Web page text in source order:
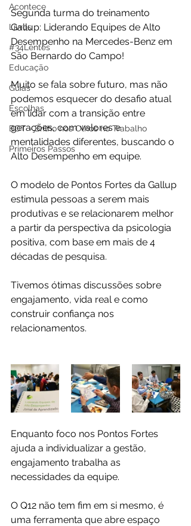
Acontece
Livros
#34Lentes
Educação
Guias
Escolhas
BOT - Brilho nos Olhos no Trabalho
Primeiros Passos
Segunda turma do treinamento
Gallup: Liderando Equipes de Alto
Desempenho na Mercedes-Benz em
São Bernardo do Campo!
Muito se fala sobre futuro, mas não
podemos esquecer do desafio atual
em lidar com a transição entre
gerações, com valores e
mentalidades diferentes, buscando o
Alto Desempenho em equipe.
O modelo de Pontos Fortes da Gallup
estimula pessoas a serem mais
produtivas e se relacionarem melhor
a partir da perspectiva da psicologia
positiva, com base em mais de 4
décadas de pesquisa.
Tivemos ótimas discussões sobre
engajamento, vida real e como
construir confiança nos
relacionamentos.
Enquanto foco nos Pontos Fortes
ajuda a individualizar a gestão,
engajamento trabalha as
necessidades da equipe.
O Q12 não tem fim em si mesmo, é
uma ferramenta que abre espaço